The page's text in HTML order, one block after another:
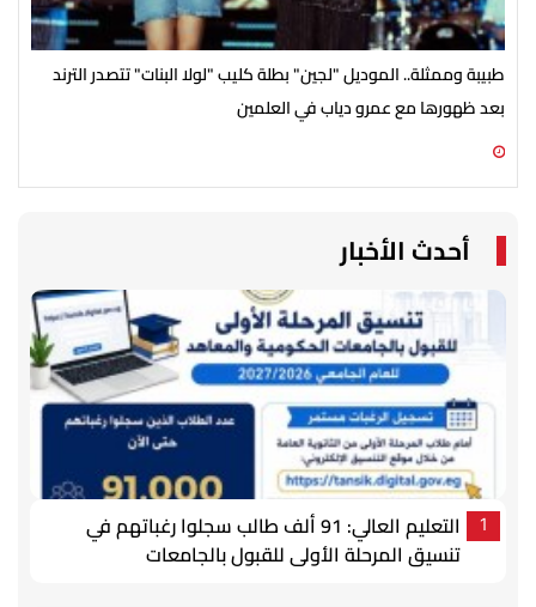
طبيبة وممثلة.. الموديل "لجين" بطلة كليب "لولا البنات" تتصدر الترند
بعد ظهورها مع عمرو دياب في العلمين
أحدث الأخبار
1
التعليم العالي: 91 ألف طالب سجلوا رغباتهم في
تنسيق المرحلة الأولى للقبول بالجامعات